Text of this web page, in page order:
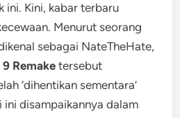
ini. Kini, kabar terbaru
Menurut seorang
sebagai NateTheHate,
Remaketersebut
‘dihentikan sementara’
ini disampaikannya dalam